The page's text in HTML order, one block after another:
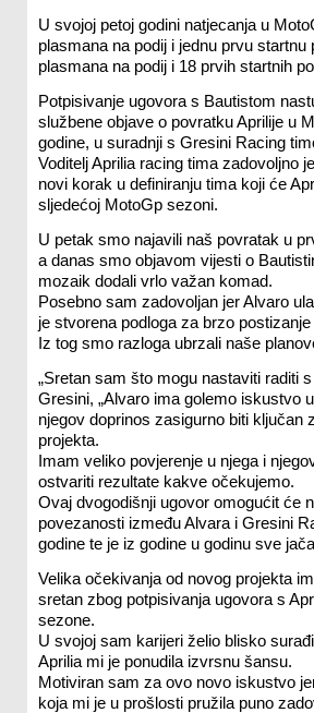
U svojoj petoj godini natjecanja u
plasmana na podij i jednu prvu
plasmana na podij i 18 prvih startnih
Potpisivanje ugovora s Bautistom
službene objave o povratku Aprilije u
godine, u suradnji s Gresini Racing
Voditelj Aprilia racing tima zadovoljno
novi korak u definiranju tima koji će
sljedećoj MotoGp sezoni.
U petak smo najavili naš povratak u
a danas smo objavom vijesti o
mozaik dodali vrlo važan komad.
Posebno sam zadovoljan jer Alvaro
je stvorena podloga za brzo
Iz tog smo razloga ubrzali naše
„Sretan sam što mogu nastaviti raditi
Gresini, „Alvaro ima golemo iskustvo
njegov doprinos zasigurno biti ključan
projekta.
Imam veliko povjerenje u njega i
ostvariti rezultate kakve očekujemo.
Ovaj dvogodišnji ugovor omogućit će
povezanosti između Alvara i Gresini
godine te je iz godine u godinu sve
Velika očekivanja od novog projekta
sretan zbog potpisivanja ugovora s
sezone.
U svojoj sam karijeri želio blisko
Aprilia mi je ponudila izvrsnu šansu.
Motiviran sam za ovo novo iskustvo
koja mi je u prošlosti pružila puno